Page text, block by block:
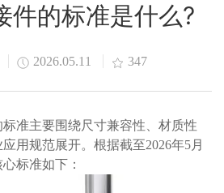
件的标准是什么?
2026.05.11 347
标准主要围绕尺寸兼容性、材质性
用规范展开。根据截至2026年5月
标准如下：